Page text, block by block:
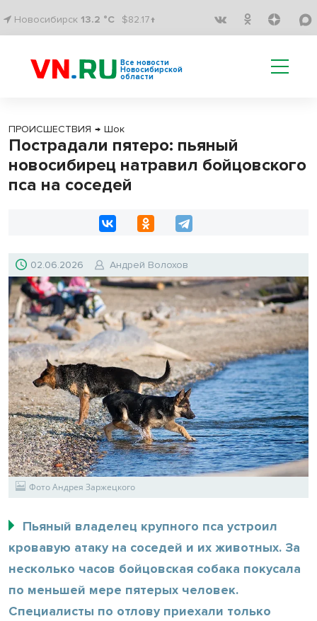
Новосибирск 13.2 °C $82.17↑
Все новости
Новосибирской
области
ПРОИСШЕСТВИЯ → Шок
Пострадали пятеро: пьяный
новосибирец натравил бойцовского
пса на соседей
02.06.2026 Андрей Волохов
Фото Андрея Заржецкого
Пьяный владелец крупного пса устроил
кровавую атаку на соседей и их животных. За
несколько часов бойцовская собака покусала
по меньшей мере пятерых человек.
Специалисты по отлову приехали только